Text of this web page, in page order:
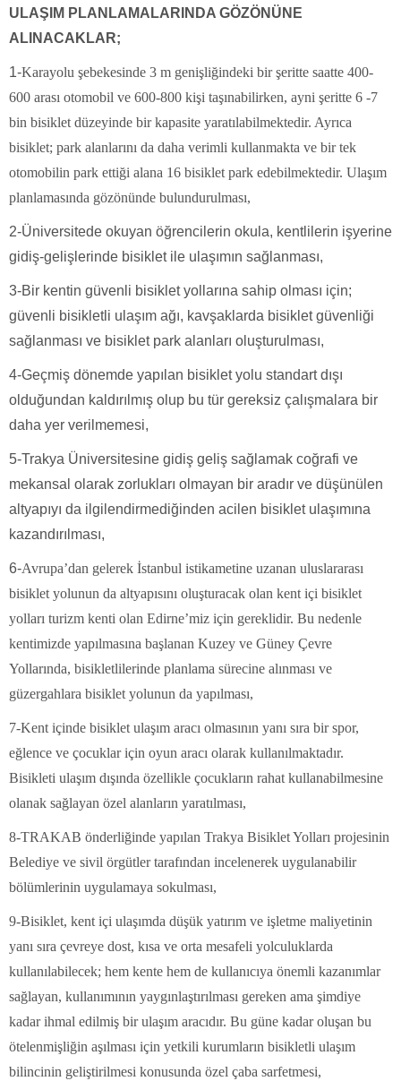
ULAŞIM PLANLAMALARINDA GÖZÖNÜNE
ALINACAKLAR;
1-Karayolu şebekesinde 3 m genişliğindeki bir şeritte saatte 400-
600 arası otomobil ve 600-800 kişi taşınabilirken, ayni şeritte 6 -7
bin bisiklet düzeyinde bir kapasite yaratılabilmektedir. Ayrıca
bisiklet; park alanlarını da daha verimli kullanmakta ve bir tek
otomobilin park ettiği alana 16 bisiklet park edebilmektedir. Ulaşım
planlamasında gözönünde bulundurulması,
2-Üniversitede okuyan öğrencilerin okula, kentlilerin işyerine
gidiş-gelişlerinde bisiklet ile ulaşımın sağlanması,
3-Bir kentin güvenli bisiklet yollarına sahip olması için;
güvenli bisikletli ulaşım ağı, kavşaklarda bisiklet güvenliği
sağlanması ve bisiklet park alanları oluşturulması,
4-Geçmiş dönemde yapılan bisiklet yolu standart dışı
olduğundan kaldırılmış olup bu tür gereksiz çalışmalara bir
daha yer verilmemesi,
5-Trakya Üniversitesine gidiş geliş sağlamak coğrafi ve
mekansal olarak zorlukları olmayan bir aradır ve düşünülen
altyapıyı da ilgilendirmediğinden acilen bisiklet ulaşımına
kazandırılması,
6-Avrupa’dan gelerek İstanbul istikametine uzanan uluslararası
bisiklet yolunun da altyapısını oluşturacak olan kent içi bisiklet
yolları turizm kenti olan Edirne’miz için gereklidir. Bu nedenle
kentimizde yapılmasına başlanan Kuzey ve Güney Çevre
Yollarında, bisikletlilerinde planlama sürecine alınması ve
güzergahlara bisiklet yolunun da yapılması,
7-Kent içinde bisiklet ulaşım aracı olmasının yanı sıra bir spor,
eğlence ve çocuklar için oyun aracı olarak kullanılmaktadır.
Bisikleti ulaşım dışında özellikle çocukların rahat kullanabilmesine
olanak sağlayan özel alanların yaratılması,
8-TRAKAB önderliğinde yapılan Trakya Bisiklet Yolları projesinin
Belediye ve sivil örgütler tarafından incelenerek uygulanabilir
bölümlerinin uygulamaya sokulması,
9-Bisiklet, kent içi ulaşımda düşük yatırım ve işletme maliyetinin
yanı sıra çevreye dost, kısa ve orta mesafeli yolculuklarda
kullanılabilecek; hem kente hem de kullanıcıya önemli kazanımlar
sağlayan, kullanımının yaygınlaştırılması gereken ama şimdiye
kadar ihmal edilmiş bir ulaşım aracıdır. Bu güne kadar oluşan bu
ötelenmişliğin aşılması için yetkili kurumların bisikletli ulaşım
bilincinin geliştirilmesi konusunda özel çaba sarfetmesi,